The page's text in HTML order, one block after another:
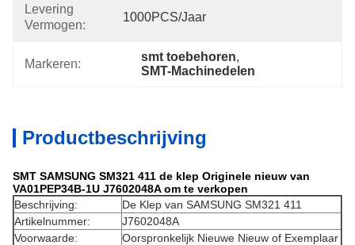
Levering
Vermogen:
1000PCS/jaar
Markeren:
smt toebehoren,
SMT-Machinedelen
Productbeschrijving
SMT SAMSUNG SM321 411 de klep Originele nieuw van
VA01PEP34B-1U J7602048A om te verkopen
Beschrijving:
De Klep van SAMSUNG SM321 411
Artikelnummer:
J7602048A
Voorwaarde:
Oorspronkelijk Nieuwe Nieuw of Exemplaar